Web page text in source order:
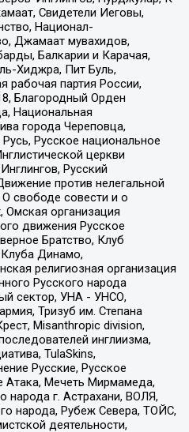
Свидетели Иеговы,
Национал-
Джамаат мувахидов,
Балкарии и Карачая,
Хиджра, Пит Буль,
рабочая партия России,
Благородный Орден
Национальная
города Череповца,
Русское национальное
церкви
Русский
против нелегальной
свободе совести и о
Омская организация
движения Русское
Братство, Клуб
Динамо,
религиозная организация
Русского народа
сектор, УНА - УНСО,
Тризуб им. Степана
Misanthropic division,
инглиизма,
TulaSkins,
Русские, Русское
Атака, Мечеть Мирмамеда,
народа г. Астрахани, ВОЛЯ,
народа, Рубеж Севера, ТОЙС,
деятельности,